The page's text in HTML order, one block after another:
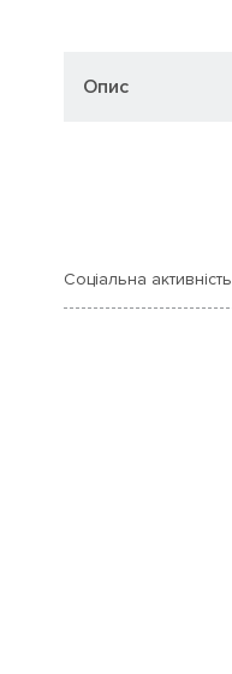
Опис
Соціальна активність